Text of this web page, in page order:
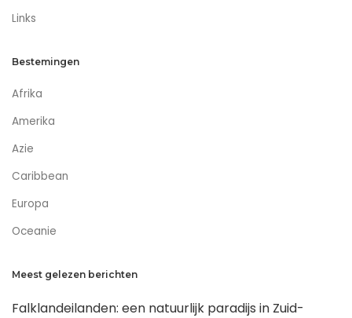
Links
Bestemingen
Afrika
Amerika
Azie
Caribbean
Europa
Oceanie
Meest gelezen berichten
Falklandeilanden: een natuurlijk paradijs in Zuid-